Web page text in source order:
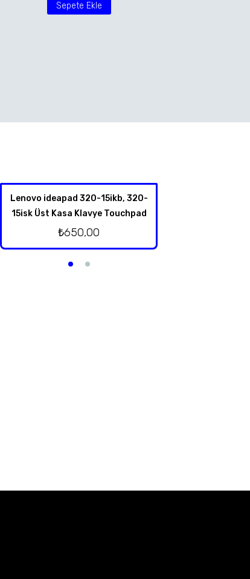
Sepete Ekle
Lenovo ideapad 320-15ikb, 320-
15isk Üst Kasa Klavye Touchpad
₺650,00